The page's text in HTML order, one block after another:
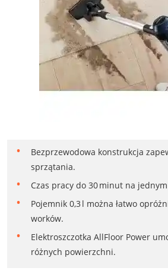
Bezprzewodowa konstrukcja
sprzątania.
Czas pracy do 30 minut na
Pojemnik 0,3 l można łatwo
worków.
Elektroszczotka AllFloor Power
różnych powierzchni.